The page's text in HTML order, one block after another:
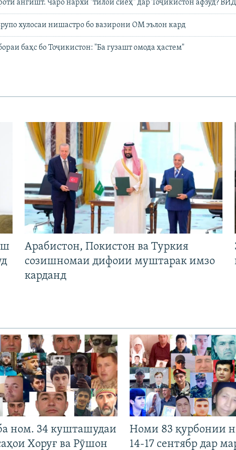
ангишт. Чаро нархи "тилои сиёҳ" дар Тоҷикистон афзуд?
хулосаи нишастро бо вазирони ОМ эълон кард
баҳс бо Тоҷикистон: "Ба гузашт омода ҳастем"
Арабистон, Покистон ва Туркия
созишномаи дифоии муштарак имзо
карданд
ном. 34 кушташудаи
Хоруғ ва Рӯшон
Номи 83 қурбонии
14-17 сентябр дар